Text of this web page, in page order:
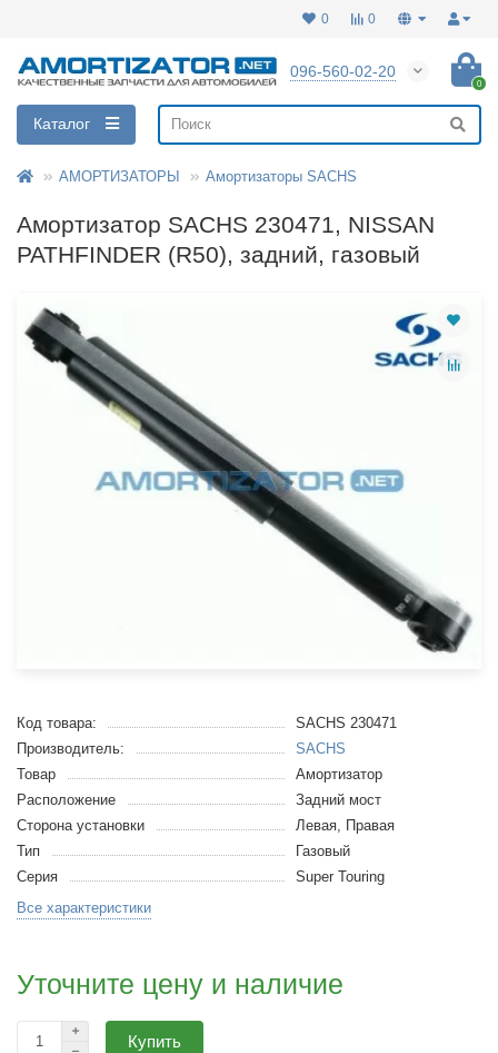
0
0
096-560-02-20
0
Каталог
АМОРТИЗАТОРЫ Амортизаторы SACHS
Амортизатор SACHS 230471, NISSAN
PATHFINDER (R50), задний, газовый
Код товара:
SACHS 230471
Производитель:
SACHS
Товар
Амортизатор
Расположение
Задний мост
Сторона установки
Левая, Правая
Тип
Газовый
Серия
Super Touring
Все характеристики
Уточните цену и наличие
Купить